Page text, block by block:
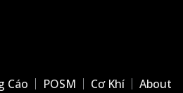
Cáo POSM Cơ Khí About